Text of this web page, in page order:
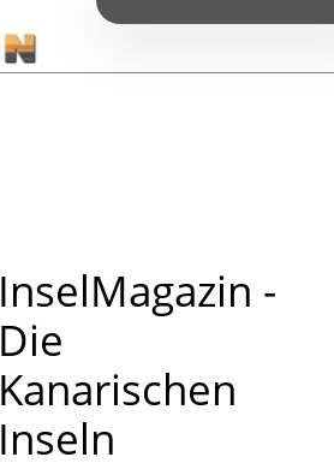
InselMagazin -
Die
Kanarischen
Inseln